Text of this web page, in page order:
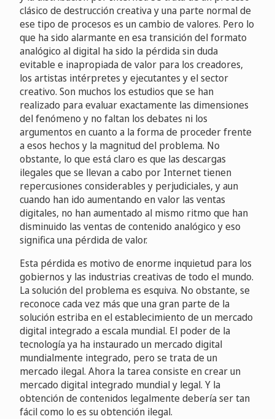
clásico de destrucción creativa y una parte normal de
ese tipo de procesos es un cambio de valores. Pero lo
que ha sido alarmante en esa transición del formato
analógico al digital ha sido la pérdida sin duda
evitable e inapropiada de valor para los creadores,
los artistas intérpretes y ejecutantes y el sector
creativo. Son muchos los estudios que se han
realizado para evaluar exactamente las dimensiones
del fenómeno y no faltan los debates ni los
argumentos en cuanto a la forma de proceder frente
a esos hechos y la magnitud del problema. No
obstante, lo que está claro es que las descargas
ilegales que se llevan a cabo por Internet tienen
repercusiones considerables y perjudiciales, y aun
cuando han ido aumentando en valor las ventas
digitales, no han aumentado al mismo ritmo que han
disminuido las ventas de contenido analógico y eso
significa una pérdida de valor.
Esta pérdida es motivo de enorme inquietud para los
gobiernos y las industrias creativas de todo el mundo.
La solución del problema es esquiva. No obstante, se
reconoce cada vez más que una gran parte de la
solución estriba en el establecimiento de un mercado
digital integrado a escala mundial. El poder de la
tecnología ya ha instaurado un mercado digital
mundialmente integrado, pero se trata de un
mercado ilegal. Ahora la tarea consiste en crear un
mercado digital integrado mundial y legal. Y la
obtención de contenidos legalmente debería ser tan
fácil como lo es su obtención ilegal.